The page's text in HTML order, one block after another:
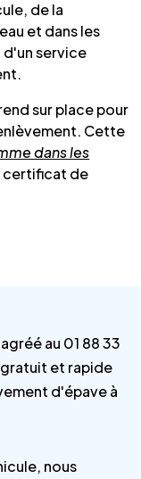
de la
et dans les
d'un service
sur place pour
Cette
dans les
certificat de
au 01 88 33
et rapide
d'épave à
nous